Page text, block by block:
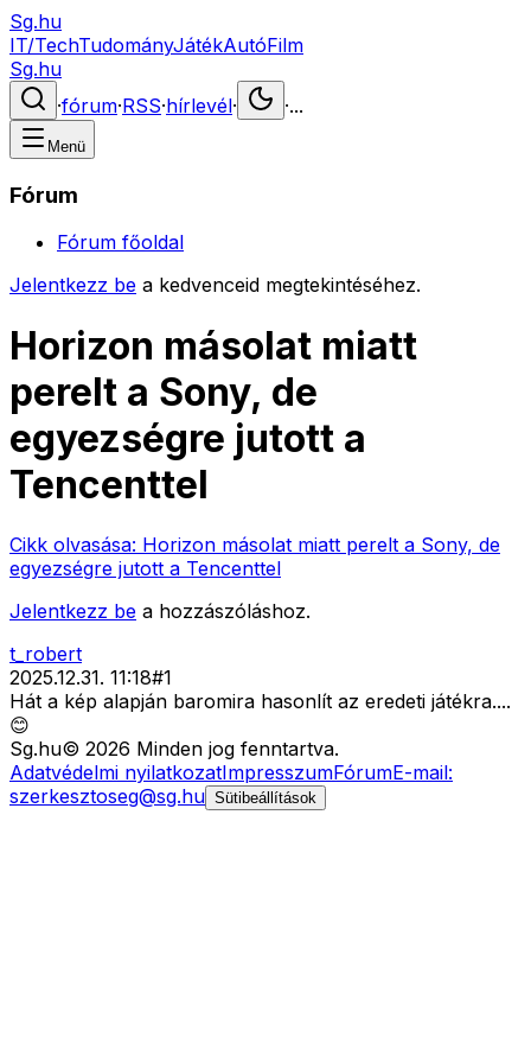
Sg.hu
IT/TechTudományJátékAutóFilm
Sg.hu
·fórum·RSS·hírlevél· ·...
Menü
Fórum
Fórum főoldal
Jelentkezz be a kedvenceid megtekintéséhez.
Horizon másolat miatt
perelt a Sony, de
egyezségre jutott a
Tencenttel
Cikk olvasása: Horizon másolat miatt perelt a Sony, de
egyezségre jutott a Tencenttel
Jelentkezz be a hozzászóláshoz.
t_robert
2025.12.31. 11:18#1
Hát a kép alapján baromira hasonlít az eredeti játékra....
😊
Sg.hu© 2026 Minden jog fenntartva.
Adatvédelmi nyilatkozatImpresszumFórumE-mail:
szerkesztoseg@sg.hu Sütibeállítások